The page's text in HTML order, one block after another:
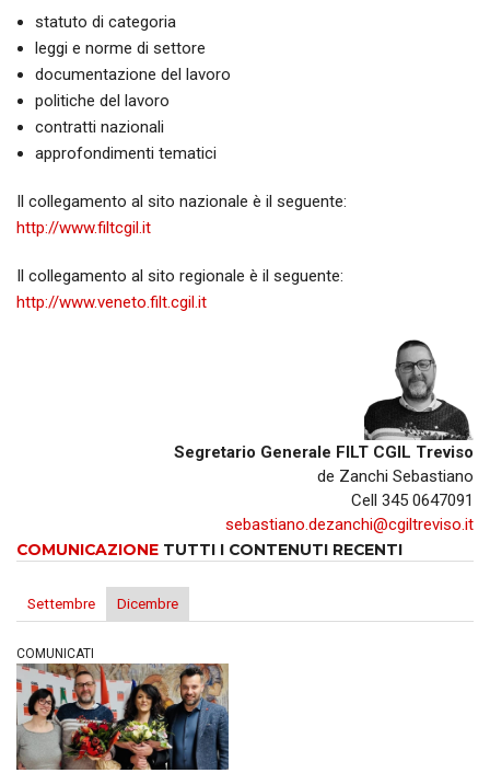
statuto di categoria
leggi e norme di settore
documentazione del lavoro
politiche del lavoro
contratti nazionali
approfondimenti tematici
Il collegamento al sito nazionale è il seguente:
http://www.filtcgil.it
Il collegamento al sito regionale è il seguente:
http://www.veneto.filt.cgil.it
Segretario Generale FILT CGIL Treviso
de Zanchi Sebastiano
Cell 345 0647091
sebastiano.dezanchi@cgiltreviso.it
COMUNICAZIONE TUTTI I CONTENUTI RECENTI
Settembre Dicembre
COMUNICATI